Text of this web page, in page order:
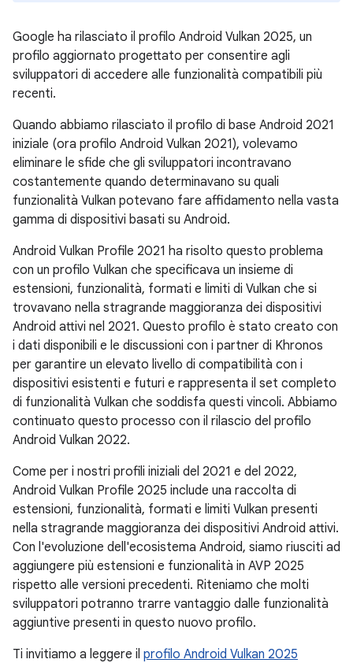
Google ha rilasciato il profilo Android Vulkan 2025, un
profilo aggiornato progettato per consentire agli
sviluppatori di accedere alle funzionalità compatibili più
recenti.
Quando abbiamo rilasciato il profilo di base Android 2021
iniziale (ora profilo Android Vulkan 2021), volevamo
eliminare le sfide che gli sviluppatori incontravano
costantemente quando determinavano su quali
funzionalità Vulkan potevano fare affidamento nella vasta
gamma di dispositivi basati su Android.
Android Vulkan Profile 2021 ha risolto questo problema
con un profilo Vulkan che specificava un insieme di
estensioni, funzionalità, formati e limiti di Vulkan che si
trovavano nella stragrande maggioranza dei dispositivi
Android attivi nel 2021. Questo profilo è stato creato con
i dati disponibili e le discussioni con i partner di Khronos
per garantire un elevato livello di compatibilità con i
dispositivi esistenti e futuri e rappresenta il set completo
di funzionalità Vulkan che soddisfa questi vincoli. Abbiamo
continuato questo processo con il rilascio del profilo
Android Vulkan 2022.
Come per i nostri profili iniziali del 2021 e del 2022,
Android Vulkan Profile 2025 include una raccolta di
estensioni, funzionalità, formati e limiti Vulkan presenti
nella stragrande maggioranza dei dispositivi Android attivi.
Con l'evoluzione dell'ecosistema Android, siamo riusciti ad
aggiungere più estensioni e funzionalità in AVP 2025
rispetto alle versioni precedenti. Riteniamo che molti
sviluppatori potranno trarre vantaggio dalle funzionalità
aggiuntive presenti in questo nuovo profilo.
Ti invitiamo a leggere il profilo Android Vulkan 2025